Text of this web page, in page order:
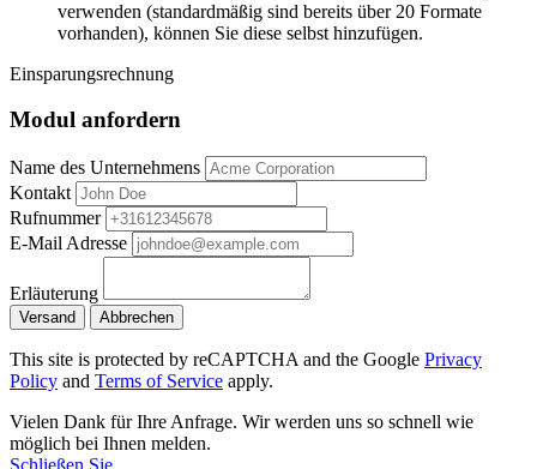
verwenden (standardmäßig sind bereits über 20 Formate
vorhanden), können Sie diese selbst hinzufügen.
Einsparungsrechnung
Modul anfordern
Name des Unternehmens
Kontakt
Rufnummer
E-Mail Adresse
Erläuterung
Versand Abbrechen
This site is protected by reCAPTCHA and the Google Privacy
Policy and Terms of Service apply.
Vielen Dank für Ihre Anfrage. Wir werden uns so schnell wie
möglich bei Ihnen melden.
Schließen Sie